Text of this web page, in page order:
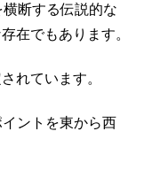
断する伝説的な
在でもあります。
れています。
ントを東から西